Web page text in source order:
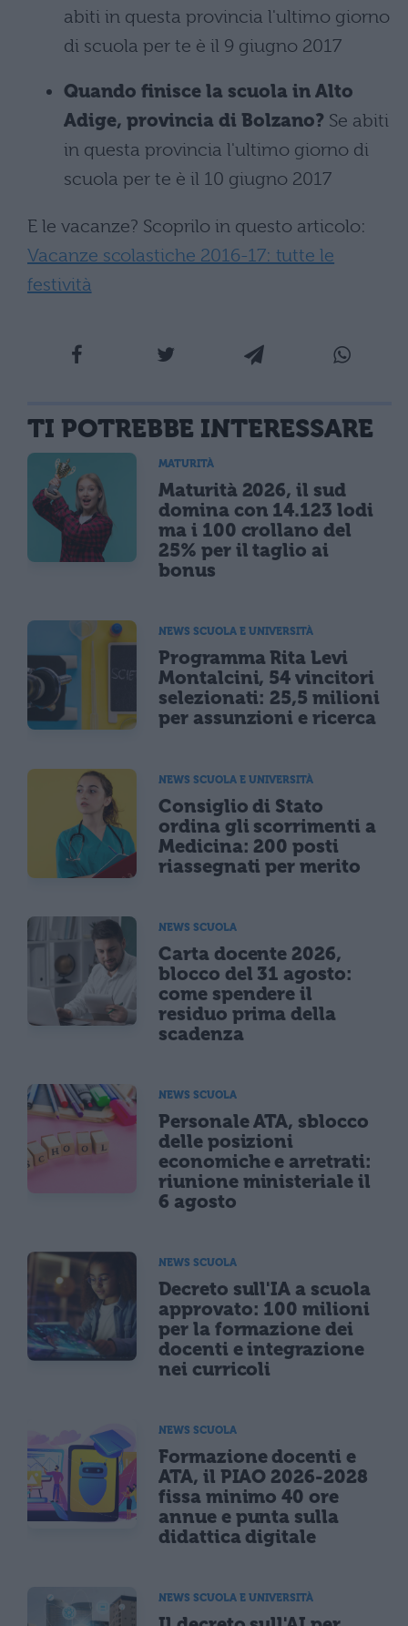
abiti in questa provincia l'ultimo giorno
di scuola per te è il 9 giugno 2017
Quando finisce la scuola in Alto
Adige, provincia di Bolzano? Se abiti
in questa provincia l'ultimo giorno di
scuola per te è il 10 giugno 2017
E le vacanze? Scoprilo in questo articolo:
Vacanze scolastiche 2016-17: tutte le
festività
TI POTREBBE INTERESSARE
MATURITÀ
Maturità 2026, il sud
domina con 14.123 lodi
ma i 100 crollano del
25% per il taglio ai
bonus
NEWS SCUOLA E UNIVERSITÀ
Programma Rita Levi
Montalcini, 54 vincitori
selezionati: 25,5 milioni
per assunzioni e ricerca
NEWS SCUOLA E UNIVERSITÀ
Consiglio di Stato
ordina gli scorrimenti a
Medicina: 200 posti
riassegnati per merito
NEWS SCUOLA
Carta docente 2026,
blocco del 31 agosto:
come spendere il
residuo prima della
scadenza
NEWS SCUOLA
Personale ATA, sblocco
delle posizioni
economiche e arretrati:
riunione ministeriale il
6 agosto
NEWS SCUOLA
Decreto sull'IA a scuola
approvato: 100 milioni
per la formazione dei
docenti e integrazione
nei curricoli
NEWS SCUOLA
Formazione docenti e
ATA, il PIAO 2026-2028
fissa minimo 40 ore
annue e punta sulla
didattica digitale
NEWS SCUOLA E UNIVERSITÀ